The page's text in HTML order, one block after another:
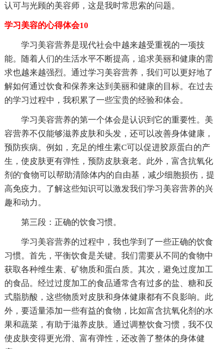
认可与光顾的美容师，这是我时常思索的问题。
学习美容的心得体会10
学习美容营养是现代社会中越来越受重视的一项技
能。随着人们的生活水平不断提高，追求美丽和健康的需
求也越来越强烈。通过学习美容营养，我们可以更好地了
解如何通过饮食和保养来达到美丽和健康的目标。在过去
的学习过程中，我积累了一些宝贵的经验和体会。
学习美容营养的第一个体会是认识到它的重要性。美
容营养不仅能够滋养皮肤和头发，还可以改善身体健康，
预防疾病。例如，充足的维生素C可以促进胶原蛋白的产
生，使皮肤更有弹性，预防皮肤衰老。此外，富含抗氧化
剂的'食物可以帮助清除体内的自由基，减少细胞损伤，提
高免疫力。了解这些知识可以激发我们学习美容营养的兴
趣和动力。
第三段：正确的饮食习惯。
学习美容营养的过程中，我也学到了一些正确的饮食
习惯。首先，平衡饮食是关键。我们需要从不同的食物中
获取各种维生素、矿物质和蛋白质。其次，避免过度加工
的食品。经过过度加工的食品通常含有过多的盐、糖和反
式脂肪酸，这些物质对皮肤和身体健康都有不良影响。此
外，要适量添加一些有益的食物，比如富含抗氧化剂的水
果和蔬菜，有助于滋养皮肤。通过调整饮食习惯，我不仅
使皮肤变得更光滑、富有弹性，还改善了整体的身体健